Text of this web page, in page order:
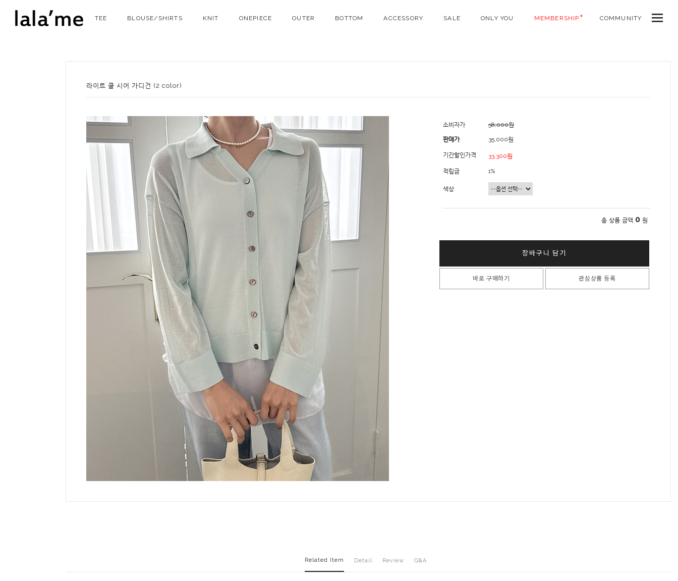
TEE BLOUSE/SHIRTS KNIT ONEPIECE OUTER BOTTOM ACCESSORY SALE ONLY YOU MEMBERSHIP COMMUNITY
라이트 쿨 시어 가디건 (2 color)
소비자가 58,000원
판매가 35,000원
기간할인가격 33,300원
적립금 1%
색상
총 상품 금액 0 원
장바구니 담기
바로 구매하기 관심상품 등록
Related Item Detail Review Q&A